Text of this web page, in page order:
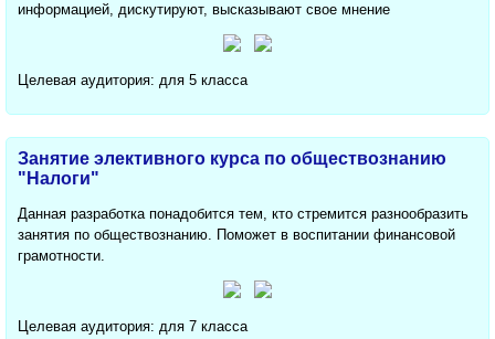
информацией, дискутируют, высказывают свое мнение
Целевая аудитория: для 5 класса
Занятие элективного курса по обществознанию
"Налоги"
Данная разработка понадобится тем, кто стремится разнообразить
занятия по обществознанию. Поможет в воспитании финансовой
грамотности.
Целевая аудитория: для 7 класса